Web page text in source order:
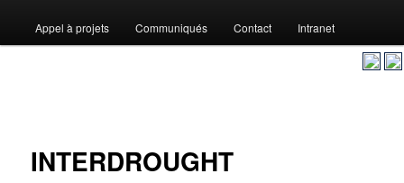
au
Appel à projets Communiqués Contact Intranet
INTERDROUGHT